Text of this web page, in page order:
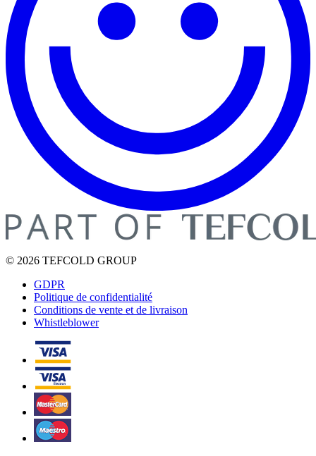
© 2026 TEFCOLD GROUP
GDPR
Politique de confidentialité
Conditions de vente et de livraison
Whistleblower